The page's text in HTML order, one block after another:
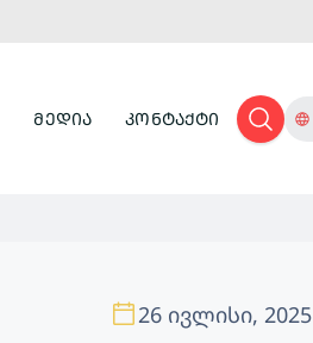
ᲛᲔᲓᲘᲐ ᲙᲝᲜᲢᲐᲥᲢᲘ
26 ივლისი, 2025